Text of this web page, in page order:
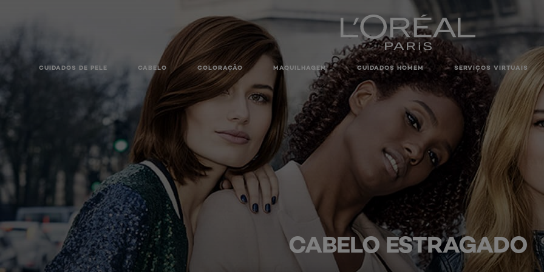
CUIDADOS DE PELE CABELO COLORAÇÃO MAQUILHAGEM CUIDADOS HOMEM SERVIÇOS VIRTUAIS
CABELO ESTRAGADO